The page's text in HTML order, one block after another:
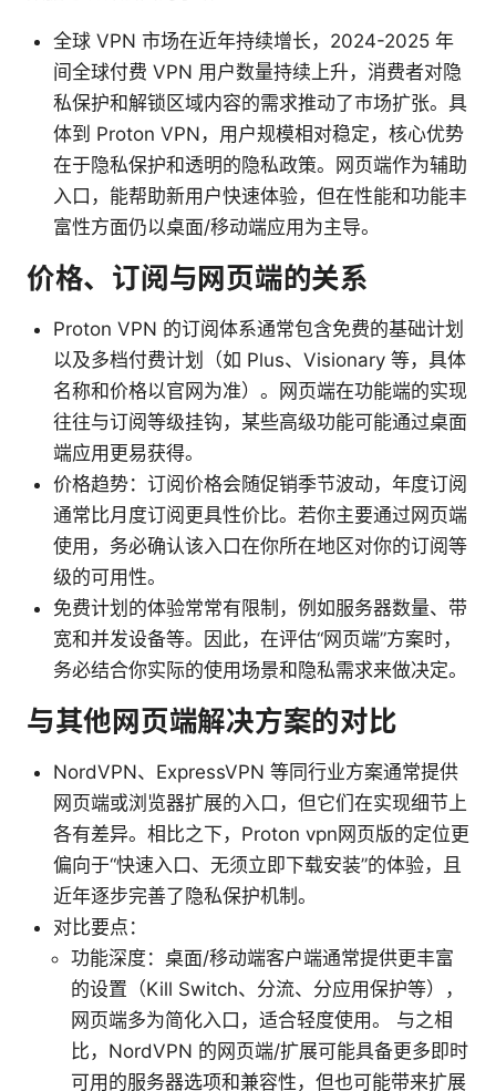
全球 VPN 市场在近年持续增长，2024-2025 年
间全球付费 VPN 用户数量持续上升，消费者对隐
私保护和解锁区域内容的需求推动了市场扩张。具
体到 Proton VPN，用户规模相对稳定，核心优势
在于隐私保护和透明的隐私政策。网页端作为辅助
入口，能帮助新用户快速体验，但在性能和功能丰
富性方面仍以桌面/移动端应用为主导。
价格、订阅与网页端的关系
Proton VPN 的订阅体系通常包含免费的基础计划
以及多档付费计划（如 Plus、Visionary 等，具体
名称和价格以官网为准）。网页端在功能端的实现
往往与订阅等级挂钩，某些高级功能可能通过桌面
端应用更易获得。
价格趋势：订阅价格会随促销季节波动，年度订阅
通常比月度订阅更具性价比。若你主要通过网页端
使用，务必确认该入口在你所在地区对你的订阅等
级的可用性。
免费计划的体验常常有限制，例如服务器数量、带
宽和并发设备等。因此，在评估“网页端”方案时，
务必结合你实际的使用场景和隐私需求来做决定。
与其他网页端解决方案的对比
NordVPN、ExpressVPN 等同行业方案通常提供
网页端或浏览器扩展的入口，但它们在实现细节上
各有差异。相比之下，Proton vpn网页版的定位更
偏向于“快速入口、无须立即下载安装”的体验，且
近年逐步完善了隐私保护机制。
对比要点：
功能深度：桌面/移动端客户端通常提供更丰富
的设置（Kill Switch、分流、分应用保护等），
网页端多为简化入口，适合轻度使用。 与之相
比，NordVPN 的网页端/扩展可能具备更多即时
可用的服务器选项和兼容性，但也可能带来扩展